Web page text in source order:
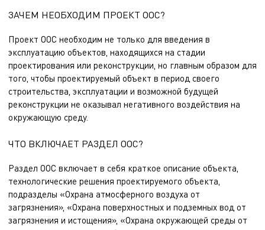
ЗАЧЕМ НЕОБХОДИМ ПРОЕКТ ООС?
Проект ООС необходим не только для введения в
эксплуатацию объектов, находящихся на стадии
проектирования или реконструкции, но главным образом для
того, чтобы проектируемый объект в период своего
строительства, эксплуатации и возможной будущей
реконструкции не оказывал негативного воздействия на
окружающую среду.
ЧТО ВКЛЮЧАЕТ РАЗДЕЛ ООС?
Раздел ООС включает в себя краткое описание объекта,
технологические решения проектируемого объекта,
подразделы «Охрана атмосферного воздуха от
загрязнения», «Охрана поверхностных и подземных вод от
загрязнения и истощения», «Охрана окружающей среды от